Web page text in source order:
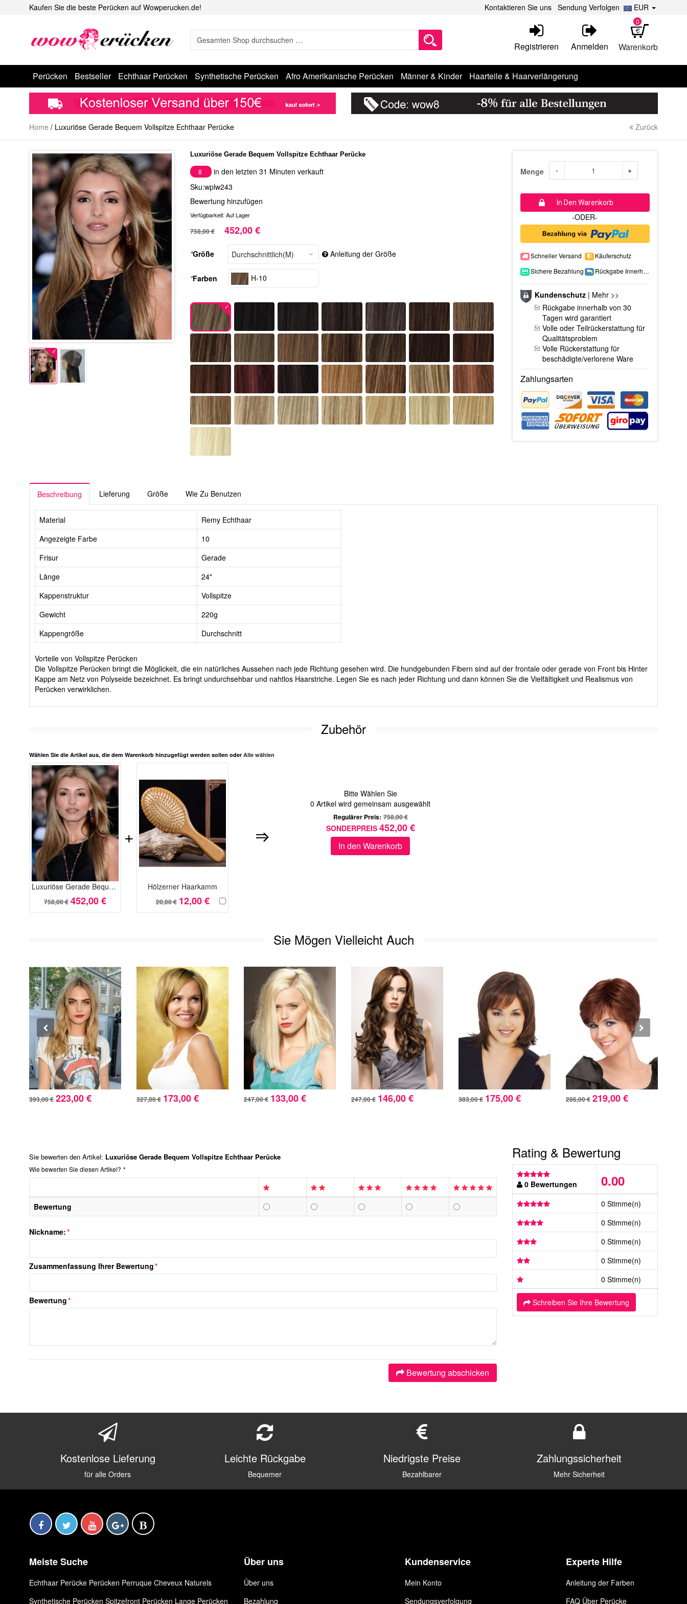
Kaufen Sie die beste Perücken auf Wowperucken.de! EUR
Kontaktieren Sie uns Sendung Verfolgen
Warenkorb
0
Registrieren Anmelden
Perücken Bestseller Echthaar Perücken Synthetische Perücken Afro Amerikanische Perücken Männer & Kinder Haarteile & Haarverlängerung
Home / Luxuriöse Gerade Bequem Vollspitze Echthaar Perücke Zurück
Luxuriöse Gerade Bequem Vollspitze Echthaar Perücke
8
in den letzten 31 Minuten verkauft
Sku:wplw243
Bewertung hinzufügen
Verfügbarkeit: Auf Lager
758,00 € 452,00 €
*Größe Anleitung der Größe
*Farben H-10
Menge - +
In Den Warenkorb
-ODER-
Schneller Versand
Käuferschutz
Sichere Bezahlung
Rückgabe Innerhalb 15 Tage
Kundenschutz| Mehr >>
Rückgabe innerhalb von 30
Tagen wird garantiert
Volle oder Teilrückerstattung für
Qualitätsproblem
Volle Rückerstattung für
beschädigte/verlorene Ware
Zahlungsarten
Beschreibung Lieferung Größe Wie Zu Benutzen
Material
Remy Echthaar
Angezeigte Farbe
10
Frisur
Gerade
Länge
24"
Kappenstruktur
Vollspitze
Gewicht
220g
Kappengröße
Durchschnitt
Vorteile von Vollspitze Perücken
Die Vollspitze Perücken bringt die Möglickeit, die ein natürliches Aussehen nach jede Richtung gesehen wird. Die hundgebunden Fibern sind auf der frontale oder gerade von Front bis Hinter
Kappe am Netz von Polyseide bezeichnet. Es bringt undurchsehbar und nahtlos Haarstriche. Legen Sie es nach jeder Richtung und dann können Sie die Vielfältigkeit und Realismus von
Perücken verwirklichen.
Zubehör
Wählen Sie die Artikel aus, die dem Warenkorb hinzugefügt werden sollen oder Alle wählen
Luxuriöse Gerade Bequem Vollspitze Echthaar Perücke
758,00 € 452,00 €
Hölzerner Haarkamm
20,00 € 12,00 €
+
Bitte Wählen Sie
0 Artikel wird gemeinsam ausgewählt
Regulärer Preis: 758,00 €
SONDERPREIS 452,00 €
In den Warenkorb
Sie Mögen Vielleicht Auch
393,00 € 223,00 € 327,00 € 173,00 € 247,00 € 133,00 € 247,00 € 146,00 € 383,00 € 175,00 € 286,00 € 219,00 €
Sie bewerten den Artikel: Luxuriöse Gerade Bequem Vollspitze Echthaar Perücke
Wie bewerten Sie diesen Artikel? *
Bewertung
*
Nickname:
*
Zusammenfassung Ihrer Bewertung
*
Bewertung
Bewertung abschicken
Rating & Bewertung
0 Bewertungen 0.00
0 Stimme(n)
0 Stimme(n)
0 Stimme(n)
0 Stimme(n)
0 Stimme(n)
Schreiben Sie Ihre Bewertung
Kostenlose Lieferung
für alle Orders
Leichte Rückgabe
Bequemer
Niedrigste Preise
Bezahlbarer
Zahlungssicherheit
Mehr Sicherheit
Meiste Suche
Echthaar Perücke Perücken Perruque Cheveux Naturels
Synthetische Perücken Spitzefront Perücken Lange Perücken
Über uns
Über uns
Bezahlung
Kundenservice
Mein Konto
Sendungsverfolgung
Experte Hilfe
Anleitung der Farben
FAQ Über Perücke